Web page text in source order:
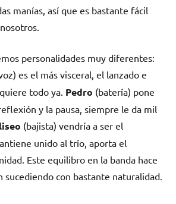
manías, así que es bastante fácil
personalidades muy diferentes:
es el más visceral, el lanzado e
todo ya. Pedro (batería) pone
y la pausa, siempre le da mil
(bajista) vendría a ser el
unido al trío, aporta el
Este equilibro en la banda hace
sucediendo con bastante naturalidad.